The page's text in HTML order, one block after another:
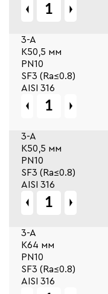
3-A
К50,5 мм
PN10
SF3 (Ra≤0.8)
AISI 316
3-A
К50,5 мм
PN10
SF3 (Ra≤0.8)
AISI 316
3-A
К64 мм
PN10
SF3 (Ra≤0.8)
AISI 316